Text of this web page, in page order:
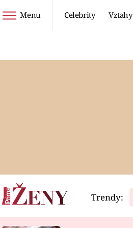
Menu Celebrity Vztahy
Video
Trendy: